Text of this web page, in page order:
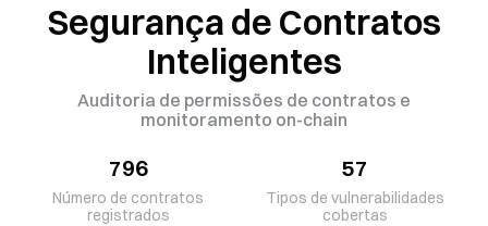
Segurança de Contratos
Inteligentes
Auditoria de permissões de contratos e
monitoramento on-chain
796
Número de contratos
registrados
57
Tipos de vulnerabilidades
cobertas